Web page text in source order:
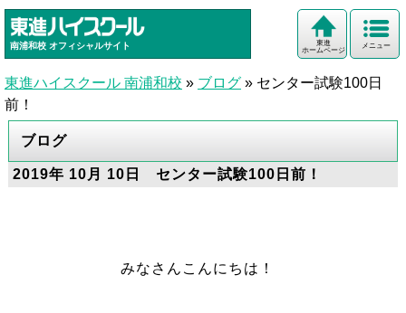
南浦和校 オフィシャルサイト メニュー
東進
ホームページ
東進ハイスクール 南浦和校 » ブログ » センター試験100日
前！
ブログ
2019年 10月 10日 センター試験100日前！
みなさんこんにちは！